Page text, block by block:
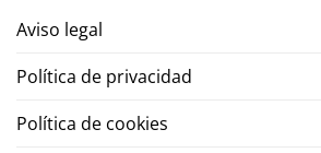
Aviso legal
Política de privacidad
Política de cookies